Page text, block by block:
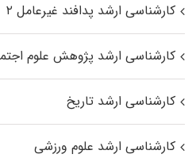
کارشناسی ارشد پدافند غیرعامل ۲
کارشناسی ارشد پژوهش علوم
کارشناسی ارشد تاریخ
کارشناسی ارشد علوم ورزشی